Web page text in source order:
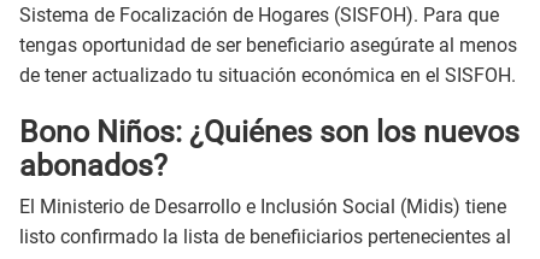
Sistema de Focalización de Hogares (SISFOH). Para que
tengas oportunidad de ser beneficiario asegúrate al menos
de tener actualizado tu situación económica en el SISFOH.
Bono Niños: ¿Quiénes son los nuevos
abonados?
El Ministerio de Desarrollo e Inclusión Social (Midis) tiene
listo confirmado la lista de benefiiciarios pertenecientes al